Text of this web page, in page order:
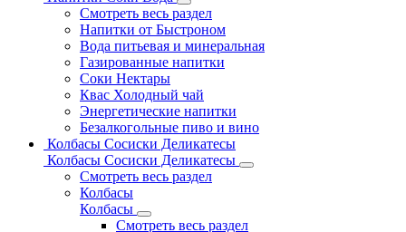
Смотреть весь раздел
Напитки от Быстроном
Вода питьевая и минеральная
Газированные напитки
Соки Нектары
Квас Холодный чай
Энергетические напитки
Безалкогольные пиво и вино
Колбасы Сосиски Деликатесы
Колбасы Сосиски Деликатесы
Смотреть весь раздел
Колбасы
Колбасы
Смотреть весь раздел